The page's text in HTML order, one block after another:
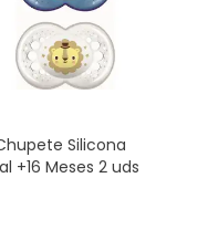
Silicona
+16 Meses 2 uds